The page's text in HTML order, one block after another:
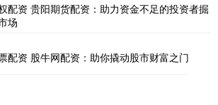
配资 贵阳期货配资：助力资金不足的投资者掘
场
配资 股牛网配资：助你撬动股市财富之门